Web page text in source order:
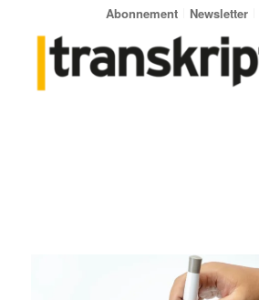
Abonnement Newsletter